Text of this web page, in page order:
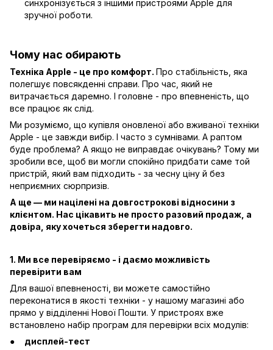
синхронізується з іншими пристроями Apple для
зручної роботи.
Чому нас обирають
Техніка Apple - це про комфорт. Про стабільність, яка
полегшує повсякденні справи. Про час, який не
витрачається даремно. І головне - про впевненість, що
все працює як слід.
Ми розуміємо, що купівля оновленої або вживаної техніки
Apple - це завжди вибір. І часто з сумнівами. А раптом
буде проблема? А якщо не виправдає очікувань? Тому ми
зробили все, щоб ви могли спокійно придбати саме той
пристрій, який вам підходить - за чесну ціну й без
неприємних сюрпризів.
А ще — ми націлені на довгострокові відносини з
клієнтом. Нас цікавить не просто разовий продаж, а
довіра, яку хочеться зберегти надовго.
1. Ми все перевіряємо - і даємо можливість
перевірити вам
Для вашої впевненості, ви можете самостійно
переконатися в якості техніки - у нашому магазині або
прямо у відділенні Нової Пошти. У пристроях вже
встановлено набір програм для перевірки всіх модулів:
дисплей-тест